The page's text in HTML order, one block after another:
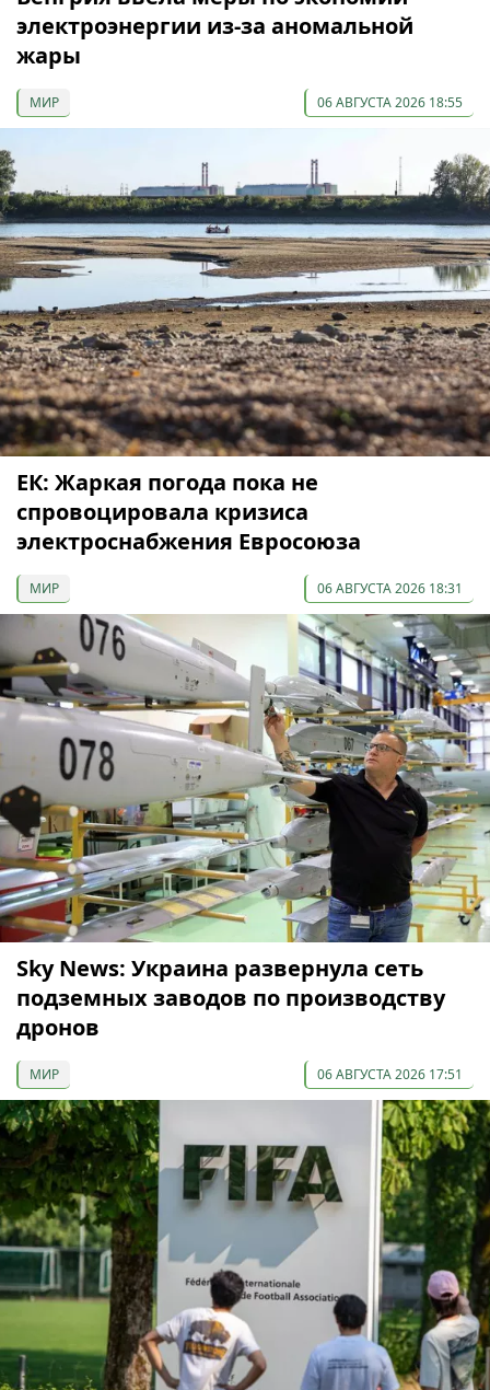
электроэнергии из-за аномальной
жары
МИР 06 АВГУСТА 2026 18:55
ЕК: Жаркая погода пока не
спровоцировала кризиса
электроснабжения Евросоюза
МИР 06 АВГУСТА 2026 18:31
Sky News: Украина развернула сеть
подземных заводов по производству
дронов
МИР 06 АВГУСТА 2026 17:51